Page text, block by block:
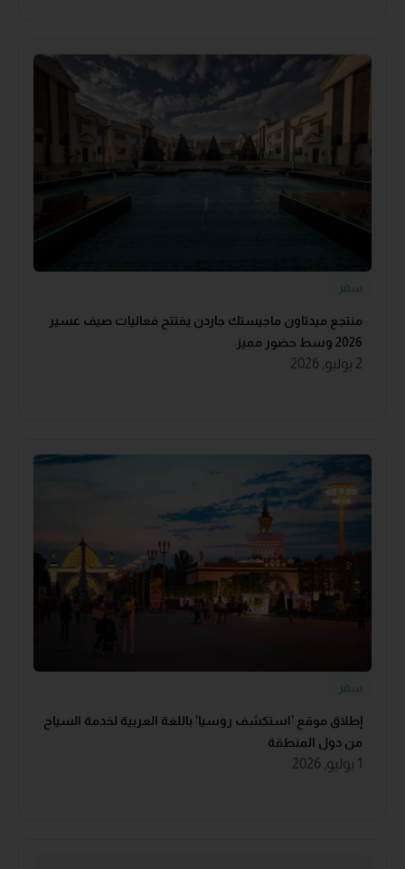
سفر
منتجع ميدتاون ماجيستك جاردن يفتتح فعاليات صيف عسير
2026 وسط حضور مميز
2 يوليو, 2026
سفر
إطلاق موقع ’استكشف روسيا‘ باللغة العربية لخدمة السياح
من دول المنطقة
1 يوليو, 2026